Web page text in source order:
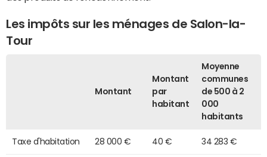
Les impôts sur les ménages de Salon-la-
Tour
Montant
Montant
par
habitant
Moyenne
communes
de 500 à 2
000
habitants
Taxe d'habitation 28 000 € 40 € 34 283 €